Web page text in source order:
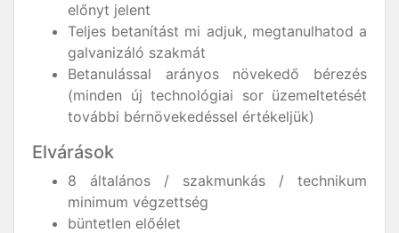
előnyt jelent
Teljes betanítást mi adjuk, megtanulhatod a
galvanizáló szakmát
Betanulással arányos növekedő bérezés
(minden új technológiai sor üzemeltetését
további bérnövekedéssel értékeljük)
Elvárások
8 általános / szakmunkás / technikum
minimum végzettség
büntetlen előélet